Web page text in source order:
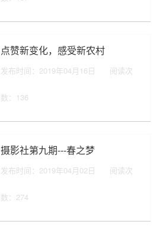
点赞新变化，感受新农村
发布时间：2019年04月16日 阅读次
数： 136
摄影社第九期---春之梦
发布时间：2019年04月02日 阅读次
数： 274